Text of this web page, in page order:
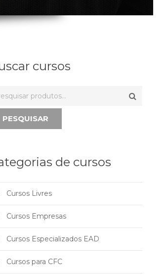
cursos
PESQUISAR
de cursos
Cursos Livres
Cursos Empresas
Cursos Especializados EAD
Cursos para CFC